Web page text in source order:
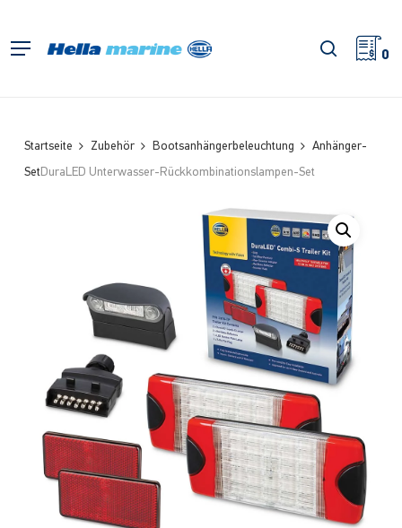
springen
Menü Suche
0
Startseite Zubehör Bootsanhängerbeleuchtung
Anhänger-
SetDuraLED Unterwasser-Rückkombinationslampen-Set